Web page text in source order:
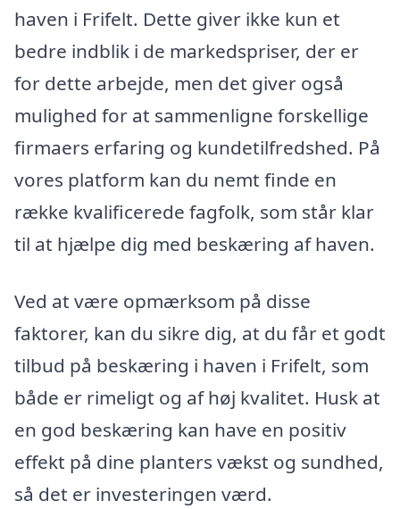
haven i Frifelt. Dette giver ikke kun et
bedre indblik i de markedspriser, der er
for dette arbejde, men det giver også
mulighed for at sammenligne forskellige
firmaers erfaring og kundetilfredshed. På
vores platform kan du nemt finde en
række kvalificerede fagfolk, som står klar
til at hjælpe dig med beskæring af haven.
Ved at være opmærksom på disse
faktorer, kan du sikre dig, at du får et godt
tilbud på beskæring i haven i Frifelt, som
både er rimeligt og af høj kvalitet. Husk at
en god beskæring kan have en positiv
effekt på dine planters vækst og sundhed,
så det er investeringen værd.